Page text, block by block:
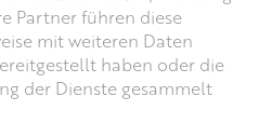
Partner führen diese
mit weiteren Daten
haben oder die
der Dienste gesammelt